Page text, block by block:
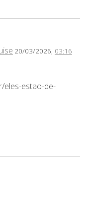
20/03/2026, 03:16
eles-estao-de-